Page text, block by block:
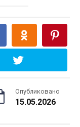
Опубликовано
15.05.2026